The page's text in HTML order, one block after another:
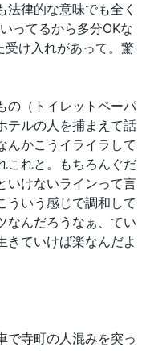
法律的な意味でも全く
ってるから多分OKな
け入れがあって。驚
の（トイレットペーパ
テルの人を捕まえて話
んかこうイライラして
これと。もちろんぐだ
いけないラインって言
ういう感じで調和して
なんだろうなぁ、てい
きていけば楽なんだよ
で寺町の人混みを突っ